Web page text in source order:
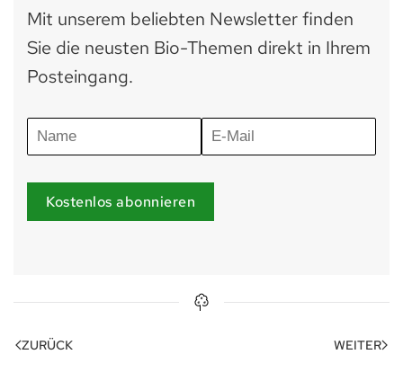
Mit unserem beliebten Newsletter finden
Sie die neusten Bio-Themen direkt in Ihrem
Posteingang.
Kostenlos abonnieren
ZURÜCK WEITER